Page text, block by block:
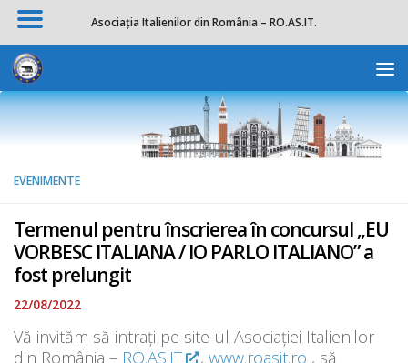
Skip to content
EVENIMENTE
Termenul pentru înscrierea în concursul „EU
VORBESC ITALIANA / IO PARLO ITALIANO” a
fost prelungit
22/08/2022
Vă invităm să intrați pe site-ul Asociației Italienilor
din România – RO.AS.IT ., www.roasit.ro , să
Asociația Italienilor din România – RO.AS.IT.